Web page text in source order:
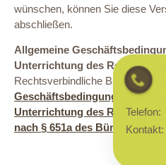
Telefon:
Kontakt:
wünschen, können Sie diese
abschließen.
Allgemeine
Unterrichtung des Reisenden
Rechtsverbindliche
Geschäftsbedingungen sowie
Unterrichtung des Reisenden
nach § 651a des Bürgerlichen